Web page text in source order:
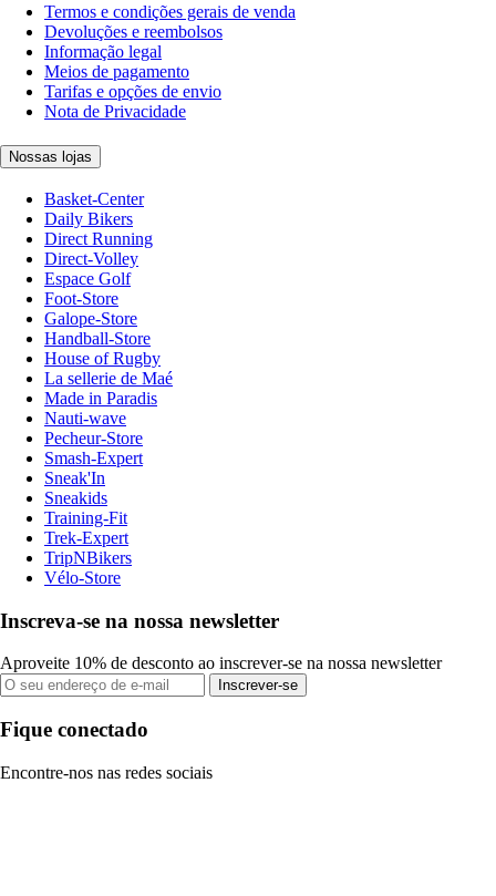
Termos e condições gerais de venda
Devoluções e reembolsos
Informação legal
Meios de pagamento
Tarifas e opções de envio
Nota de Privacidade
Nossas lojas
Basket-Center
Daily Bikers
Direct Running
Direct-Volley
Espace Golf
Foot-Store
Galope-Store
Handball-Store
House of Rugby
La sellerie de Maé
Made in Paradis
Nauti-wave
Pecheur-Store
Smash-Expert
Sneak'In
Sneakids
Training-Fit
Trek-Expert
TripNBikers
Vélo-Store
Inscreva-se na nossa newsletter
Aproveite 10% de desconto ao inscrever-se na nossa newsletter
Inscrever-se
Fique conectado
Encontre-nos nas redes sociais